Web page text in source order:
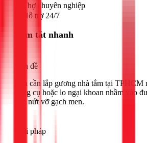
Thợ chuyên nghiệp
Hỗ trợ 24/7
Tóm tắt nhanh
Vấn đề
Bạn cần lắp gương nhà tắm tại
dụng cụ hoặc lo ngại khoan nhầm vào
gây nứt vỡ gạch men.
Giải pháp